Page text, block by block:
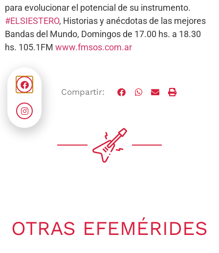
para evolucionar el potencial de su instrumento.
#ELSIESTERO, Historias y anécdotas de las mejores
Bandas del Mundo, Domingos de 17.00 hs. a 18.30
hs. 105.1FM www.fmsos.com.ar
Compartir:
OTRAS EFEMÉRIDES